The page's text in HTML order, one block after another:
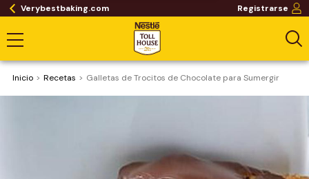
Verybestbaking.com Registrarse
Inicio Recetas Galletas de Trocitos de Chocolate para Sumergir